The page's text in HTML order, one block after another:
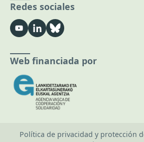
Redes sociales
Web financiada por
Política de privacidad y protección